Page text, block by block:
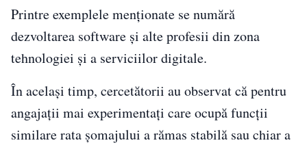
Printre exemplele menționate se numără
dezvoltarea software și alte profesii din zona
tehnologiei și a serviciilor digitale.
În același timp, cercetătorii au observat că pentru
angajații mai experimentați care ocupă funcții
similare rata șomajului a rămas stabilă sau chiar a